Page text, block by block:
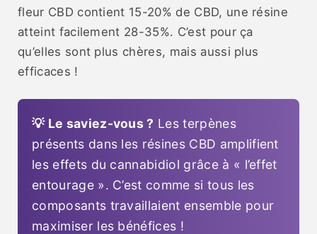
fleur CBD contient 15-20% de CBD, une résine
atteint facilement 28-35%. C’est pour ça
qu’elles sont plus chères, mais aussi plus
efficaces !
💡 Le saviez-vous ? Les terpènes
présents dans les résines CBD amplifient
les effets du cannabidiol grâce à « l’effet
entourage ». C’est comme si tous les
composants travaillaient ensemble pour
maximiser les bénéfices !